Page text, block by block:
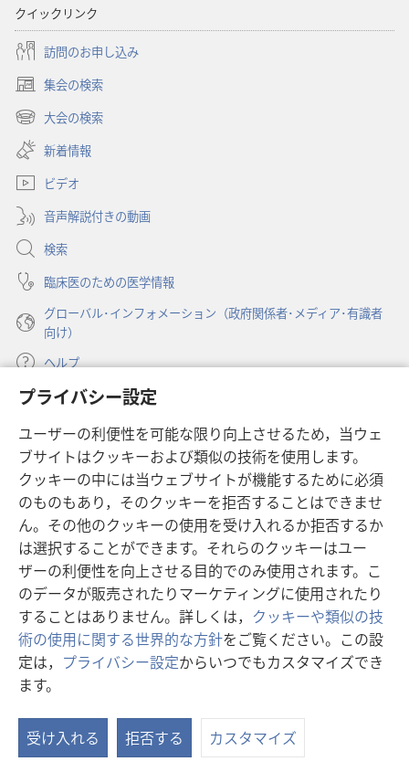
プライバシー設定
ユーザーの利便性を可能な限り向上させるため，当ウェ
ブサイトはクッキーおよび類似の技術を使用します。
クッキーの中には当ウェブサイトが機能するために必須
のものもあり，そのクッキーを拒否することはできませ
ん。その他のクッキーの使用を受け入れるか拒否するか
は選択することができます。それらのクッキーはユー
ザーの利便性を向上させる目的でのみ使用されます。こ
のデータが販売されたりマーケティングに使用されたり
することはありません。詳しくは， クッキーや類似の技
術の使用に関する世界的な方針をご覧ください。この設
定は， プライバシー設定からいつでもカスタマイズでき
ます。
受け入れる 拒否する カスタマイズ
クイックリンク
訪問のお申し込み
集会の検索
（新
し
タ
で
開
く）
大会の検索
（新
し
い
タ
ブ
で
開
く）
新着情報
ビデオ
音声解説付きの動画
検索
臨床医のための医学情報
グローバル･インフォメーション（政府関係者･メディア･有識者
向け）
ヘルプ
寄付
し
い
タ
ブ
で
開
く）
ものみの塔 オンライン・ライブラリー
（新
し
い
タ
ブ
で
開
く）
JW Hub ®
（新
し
い
タ
ブ
で
開
く）
JW Library ®
Watchtower Library®
Copyright
利用規約